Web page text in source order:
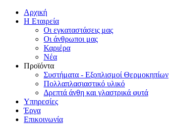
Αρχική
Η Εταιρεία
Οι εγκαταστάσεις μας
Οι άνθρωποι μας
Καριέρα
Νέα
Προϊόντα
Συστήματα - Εξοπλισμοί Θερμοκηπίων
Πολλαπλασιαστικό υλικό
Δρεπτά άνθη και γλαστρικά φυτά
Υπηρεσίες
Έργα
Επικοινωνία